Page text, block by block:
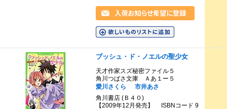
ブッシュ・ド・ノエルの聖少女
天才作家スズ秘密ファイル５
角川つばさ文庫 Ａあ１ー５
愛川さくら
市井あさ
角川書店 (Ｂ４０)
【2009年12月発売】 ISBNコード 9